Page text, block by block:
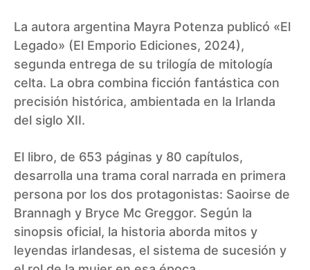
La autora argentina Mayra Potenza publicó «El
Legado» (El Emporio Ediciones, 2024),
segunda entrega de su trilogía de mitología
celta. La obra combina ficción fantástica con
precisión histórica, ambientada en la Irlanda
del siglo XII.
El libro, de 653 páginas y 80 capítulos,
desarrolla una trama coral narrada en primera
persona por los dos protagonistas: Saoirse de
Brannagh y Bryce Mc Greggor. Según la
sinopsis oficial, la historia aborda mitos y
leyendas irlandesas, el sistema de sucesión y